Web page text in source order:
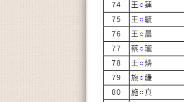
74 王 ○ 蓮
75 王 ○毓
76 王 ○ 晨
77 蔡○瓏
78 王 ○燐
79 施○緩
80 施○真